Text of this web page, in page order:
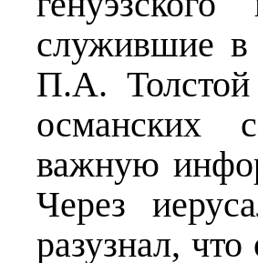
служившие в
П.А. Толстой
османских
важную
Через
разузнал,